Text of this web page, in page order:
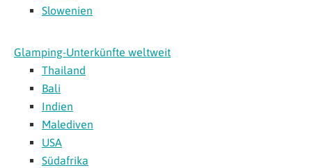
Slowenien
Glamping-Unterkünfte weltweit
Thailand
Bali
Indien
Malediven
USA
Südafrika